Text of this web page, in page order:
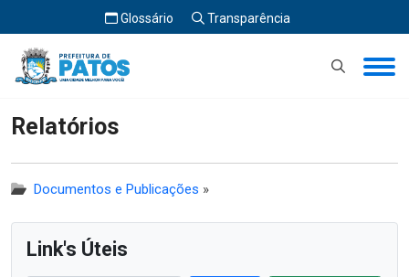
Glossário Transparência
Início Relatórios
Relatórios
Documentos e Publicações »
Link's Úteis